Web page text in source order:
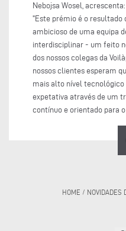
Nebojsa Wosel, acrescenta:
"Este prémio é o resultado
ambicioso de uma equipa
interdisciplinar - um feito
dos nossos colegas da
nossos clientes esperam
mais alto nível
expetativa através de um
contínuo e orientado para
HOME / NOVIDADES